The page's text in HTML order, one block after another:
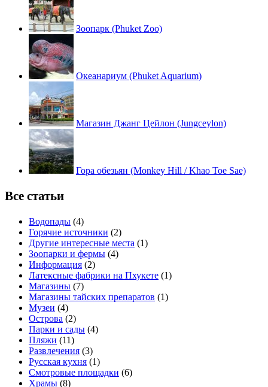
Зоопарк (Phuket Zoo)
Океанариум (Phuket Aquarium)
Магазин Джанг Цейлон (Jungceylon)
Гора обезьян (Monkey Hill / Khao Toe Sae)
Все статьи
Водопады (4)
Горячие источники (2)
Другие интересные места (1)
Зоопарки и фермы (4)
Информация (2)
Латексные фабрики на Пхукете (1)
Магазины (7)
Магазины тайских препаратов (1)
Музеи (4)
Острова (2)
Парки и сады (4)
Пляжи (11)
Развлечения (3)
Русская кухня (1)
Смотровые площадки (6)
Храмы (8)